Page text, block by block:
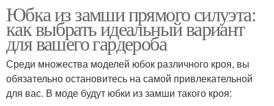
Юбка из замши прямого силуэта:
как выбрать идеальный вариант
для вашего гардероба
Среди множества моделей юбок различного кроя, вы
обязательно остановитесь на самой привлекательной
для вас. В моде будут юбки из замши такого кроя: